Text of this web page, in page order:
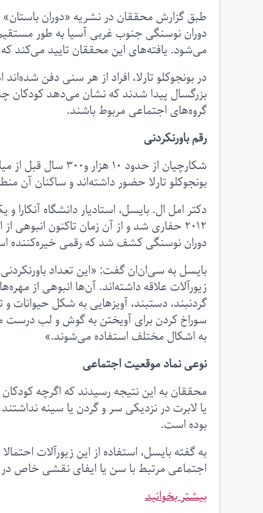
دوران نوسنگی جنوب غربی آسیا به طور
می‌شود. یافته‌های این محققان تایید می‌کند
در بونجوکلو تارلا، افراد از هر سنی دفن
بزرگسال پیدا شدند که نشان می‌دهد کودکان
گرو‌ه‌های اجتماعی مربوط باشند.
رقم باورنکردنی
بونجوکلو تارلا حضور داشته‌اند و ساکنان آن
دکتر امل ال. بایسل، استادیار دانشگاه
دوران نوسنگی کشف‌ شد که رقمی خیره‌کننده‌
بایسل به سی‌‌ان‌ان گفت: «این تعداد
زیورآلات علاقه‌ داشته‌اند. آن‌ها انبوهی از
گردنبند، دستبند، آویزهایی به شکل
سوراخ کردن برای آویختن به گوش و لب درست
به اشکال مختلف استفاده می‌شوند.»
نوعی نماد موقعیت اجتماعی
محققان به این نتیجه رسیدند که اگرچه
یا لابرت در نزدیکی سر و گردن یا سینه
بوده است.
به گفته بایسل، استفاده از این زیورآلات
اجتماعی مرتبط با سن یا ایفای نقشی خاص
بیشتر بخوانید